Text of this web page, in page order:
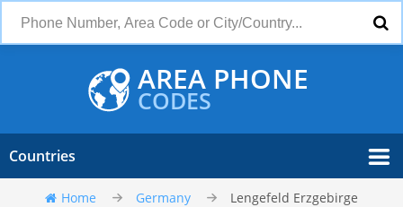
AREA PHONE
CODES
Countries
Home Germany Lengefeld Erzgebirge